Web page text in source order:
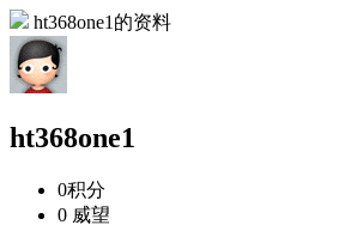
ht368one1的资料
ht368one1
0积分
0 威望